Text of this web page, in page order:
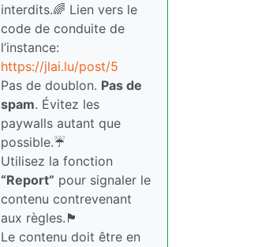
interdits.🌈 Lien vers le
code de conduite de
l’instance:
https://jlai.lu/post/5
Pas de doublon. Pas de
spam. Évitez les
paywalls autant que
possible.☔
Utilisez la fonction
“Report” pour signaler le
contenu contrevenant
aux règles.🏴
Le contenu doit être en